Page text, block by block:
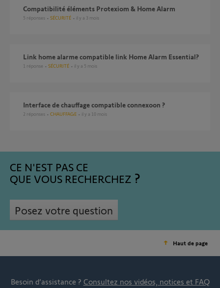
Compatibilité éléments Protexiom & Home Alarm
5 réponses SÉCURITÉ il y a 3 mois
link home alarme compatible link Home Alarm Essential?
1 réponse SÉCURITÉ il y a 5 mois
Interface de chauffage compatible connexoon ?
2 réponses CHAUFFAGE il y a 10 mois
CE N'EST PAS CE
QUE VOUS RECHERCHEZ
Posez votre question
Haut de page
Besoin d’assistance ? Consultez nos vidéos, notices et FAQ